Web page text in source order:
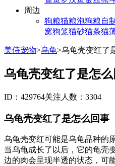
周边
狗粮猫粮泡狗粮自
窝狗笼猫砂猫条猫
美侍宠物>乌龟>乌龟壳变红了
乌龟壳变红了是怎
ID：429764关注人数：3304
乌龟壳变红了是怎么回事
乌龟壳变红可能是乌龟品种的
当乌龟成长了以后，它的龟壳
边的肉会呈现半透的状态，可